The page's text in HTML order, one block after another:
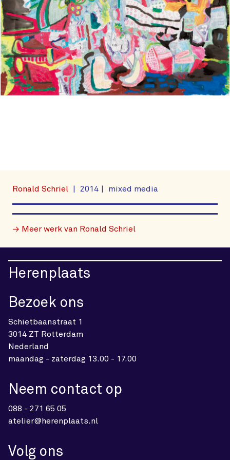
Ronald Schriel 2014 mixed media
→ Meer werk van Ronald Schriel
Herenplaats
Bezoek ons
Schietbaanstraat 1
3014 ZT Rotterdam
Nederland
maandag - zaterdag 13.00 - 17.00
Neem contact op
088 - 271 65 05
atelier@herenplaats.nl
Volg ons